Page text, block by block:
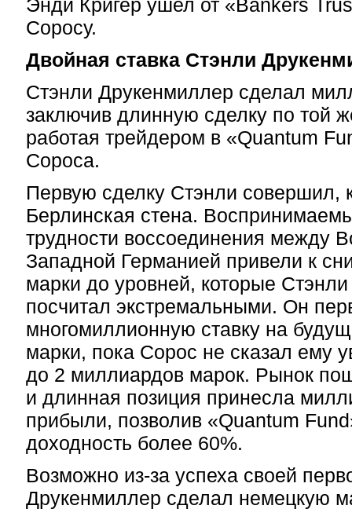
Энди Кригер ушел от «Bankers
Соросу.
Двойная ставка Стэнли
Стэнли Друкенмиллер сделал
заключив длинную сделку по той
работая трейдером в «Quantum
Сороса.
Первую сделку Стэнли совершил,
Берлинская стена.
трудности воссоединения между
Западной Германией привели к
марки до уровней, которые
посчитал экстремальными. Он
многомиллионную ставку на
марки, пока Сорос не сказал ему
до 2 миллиардов марок. Рынок
и длинная позиция принесла
прибыли, позволив «Quantum
доходность более 60%.
Возможно из-за успеха своей
Друкенмиллер сделал немецкую